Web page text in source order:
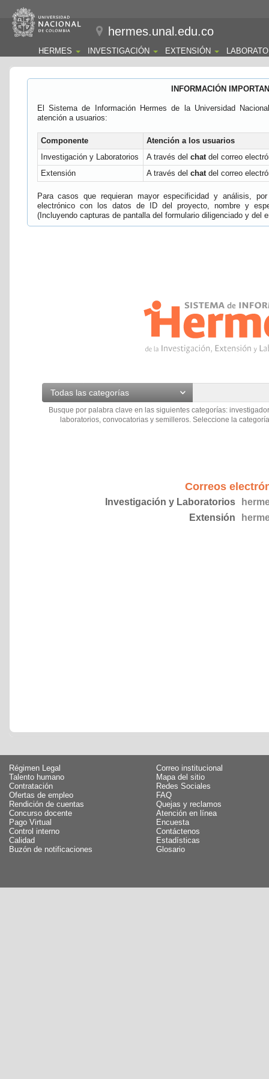
hermes.unal.edu.co
HERMES INVESTIGACIÓN EXTENSIÓN
INFORMACIÓN
El Sistema de Información Hermes de la Universidad
atención a usuarios:
Componente
Atención a los usuarios
Investigación y Laboratorios
A través del chatdel correo
Extensión
A través del chatdel correo
Para casos que requieran mayor especificidad y análisis,
electrónico con los datos de ID del proyecto, nombre y
(Incluyendo capturas de pantalla del formulario diligenciado y del
Todas las categorías
Busque por palabra clave en las siguientes categorías:
laboratorios, convocatorias y semilleros. Seleccione la
Correos
Investigación y Laboratorios
Extensión
Régimen Legal
Talento humano
Contratación
Ofertas de empleo
Rendición de cuentas
Concurso docente
Pago Virtual
Control interno
Calidad
Buzón de notificaciones
Correo institucional
Mapa del sitio
Redes Sociales
FAQ
Quejas y reclamos
Atención en línea
Encuesta
Contáctenos
Estadísticas
Glosario